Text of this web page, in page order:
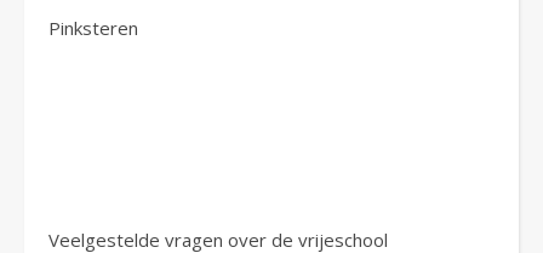
Pinksteren
Veelgestelde vragen over de vrijeschool